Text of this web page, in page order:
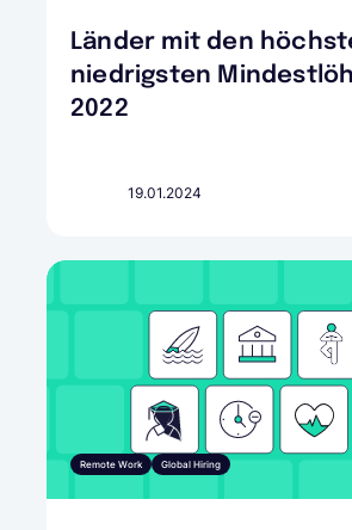
Länder mit den
niedrigsten
2022
19.01.2024
Remote Work Global Hiring